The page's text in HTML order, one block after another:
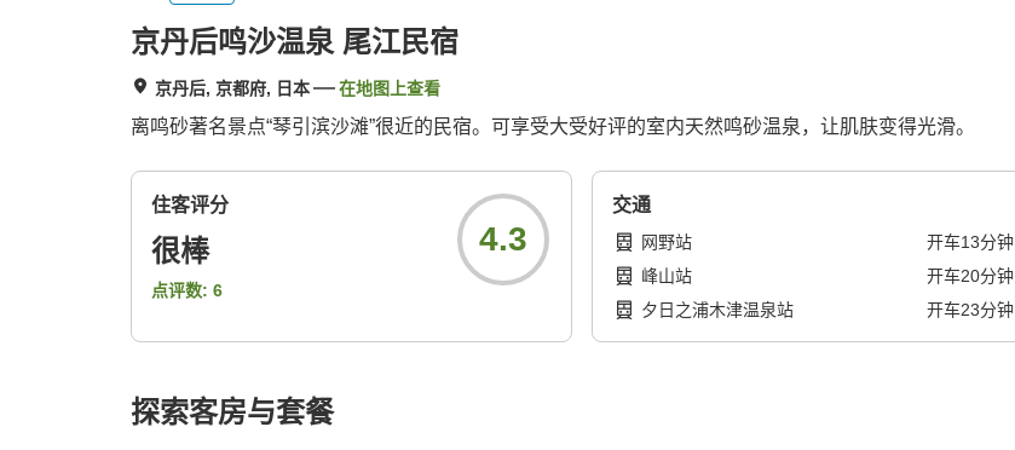
京丹后鸣沙温泉 尾江民宿
京丹后, 京都府, 日本 在地图上查看
离鸣砂著名景点“琴引滨沙滩”很近的民宿。可享受大受好评的室内天然鸣砂温泉，让肌肤变得光滑。
住客评分
很棒
点评数: 6
4.3
交通
网野站 开车13分钟
峰山站
开车20分钟
夕日之浦木津温泉站
开车23分钟
探索客房与套餐